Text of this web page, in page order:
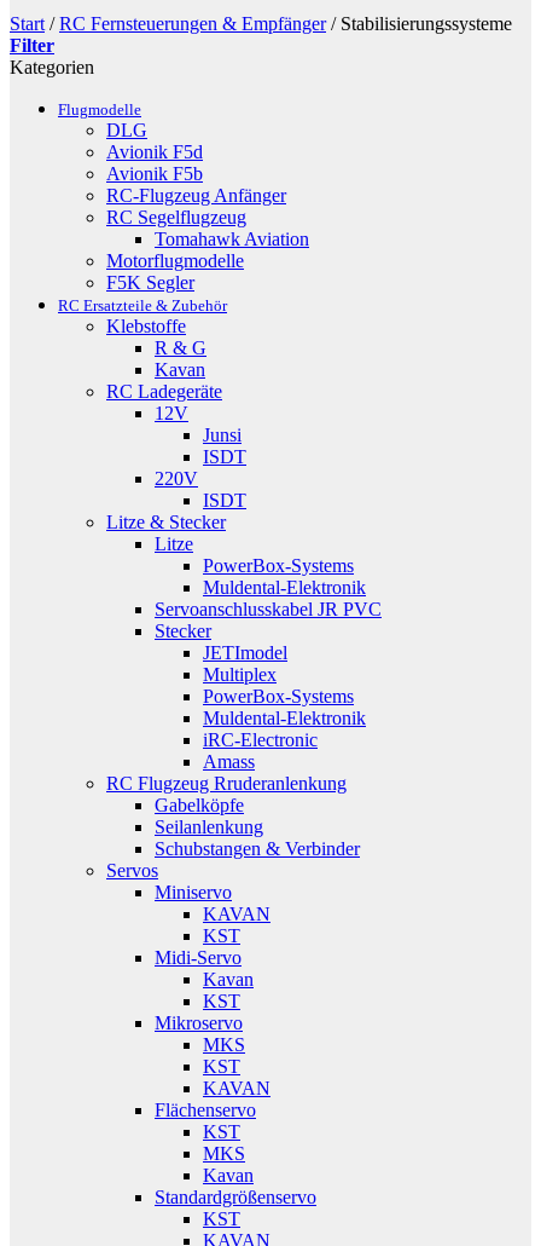
Start / RC Fernsteuerungen & Empfänger /Stabilisierungssysteme
Filter
Kategorien
Flugmodelle
DLG
Avionik F5d
Avionik F5b
RC-Flugzeug Anfänger
RC Segelflugzeug
Tomahawk Aviation
Motorflugmodelle
F5K Segler
RC Ersatzteile & Zubehör
Klebstoffe
R & G
Kavan
RC Ladegeräte
12V
Junsi
ISDT
220V
ISDT
Litze & Stecker
Litze
PowerBox-Systems
Muldental-Elektronik
Servoanschlusskabel JR PVC
Stecker
JETImodel
Multiplex
PowerBox-Systems
Muldental-Elektronik
iRC-Electronic
Amass
RC Flugzeug Rruderanlenkung
Gabelköpfe
Seilanlenkung
Schubstangen & Verbinder
Servos
Miniservo
KAVAN
KST
Midi-Servo
Kavan
KST
Mikroservo
MKS
KST
KAVAN
Flächenservo
KST
MKS
Kavan
Standardgrößenservo
KST
KAVAN